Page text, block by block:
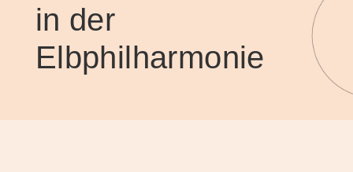
in der
Elbphilharmonie